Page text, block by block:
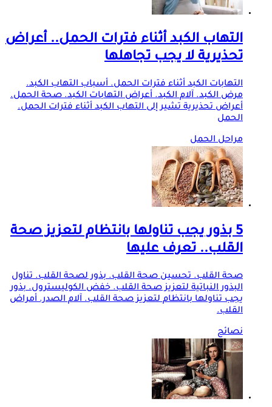
التهاب الكبد أثناء فترات الحمل.. أعراض
تحذيرية لا يجب تجاهلها
التهابات الكبد أثناء فترات الحمل. أسباب التهاب الكبد.
مرض الكبد. آلام الكبد. أعراض التهابات الكبد. صحة الحمل.
أعراض تحذيرية تشير إلى التهاب الكبد أثناء فترات الحمل.
الحمل
مراحل الحمل
5 بذور يجب تناولها بانتظام لتعزيز صحة
القلب.. تعرف عليها
صحة القلب. تحسين صحة القلب. بذور لصحة القلب. تناول
البذور النباتية لتعزيز صحة القلب. خفض الكوليسترول. بذور
يجب تناولها بانتظام لتعزيز صحة القلب. آلام الصدر. أمراض
القلب.
نصائح